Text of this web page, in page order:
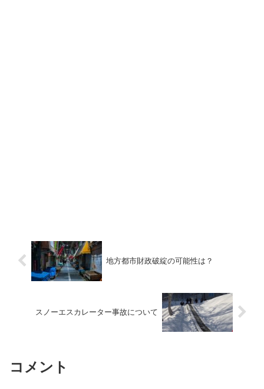
地方都市財政破綻の可能性は？
スノーエスカレーター事故について
コメント